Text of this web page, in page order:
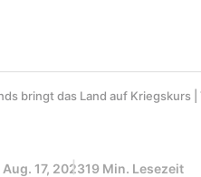
bringt das Land auf Kriegskurs
Aug. 17, 202319 Min. Lesezeit